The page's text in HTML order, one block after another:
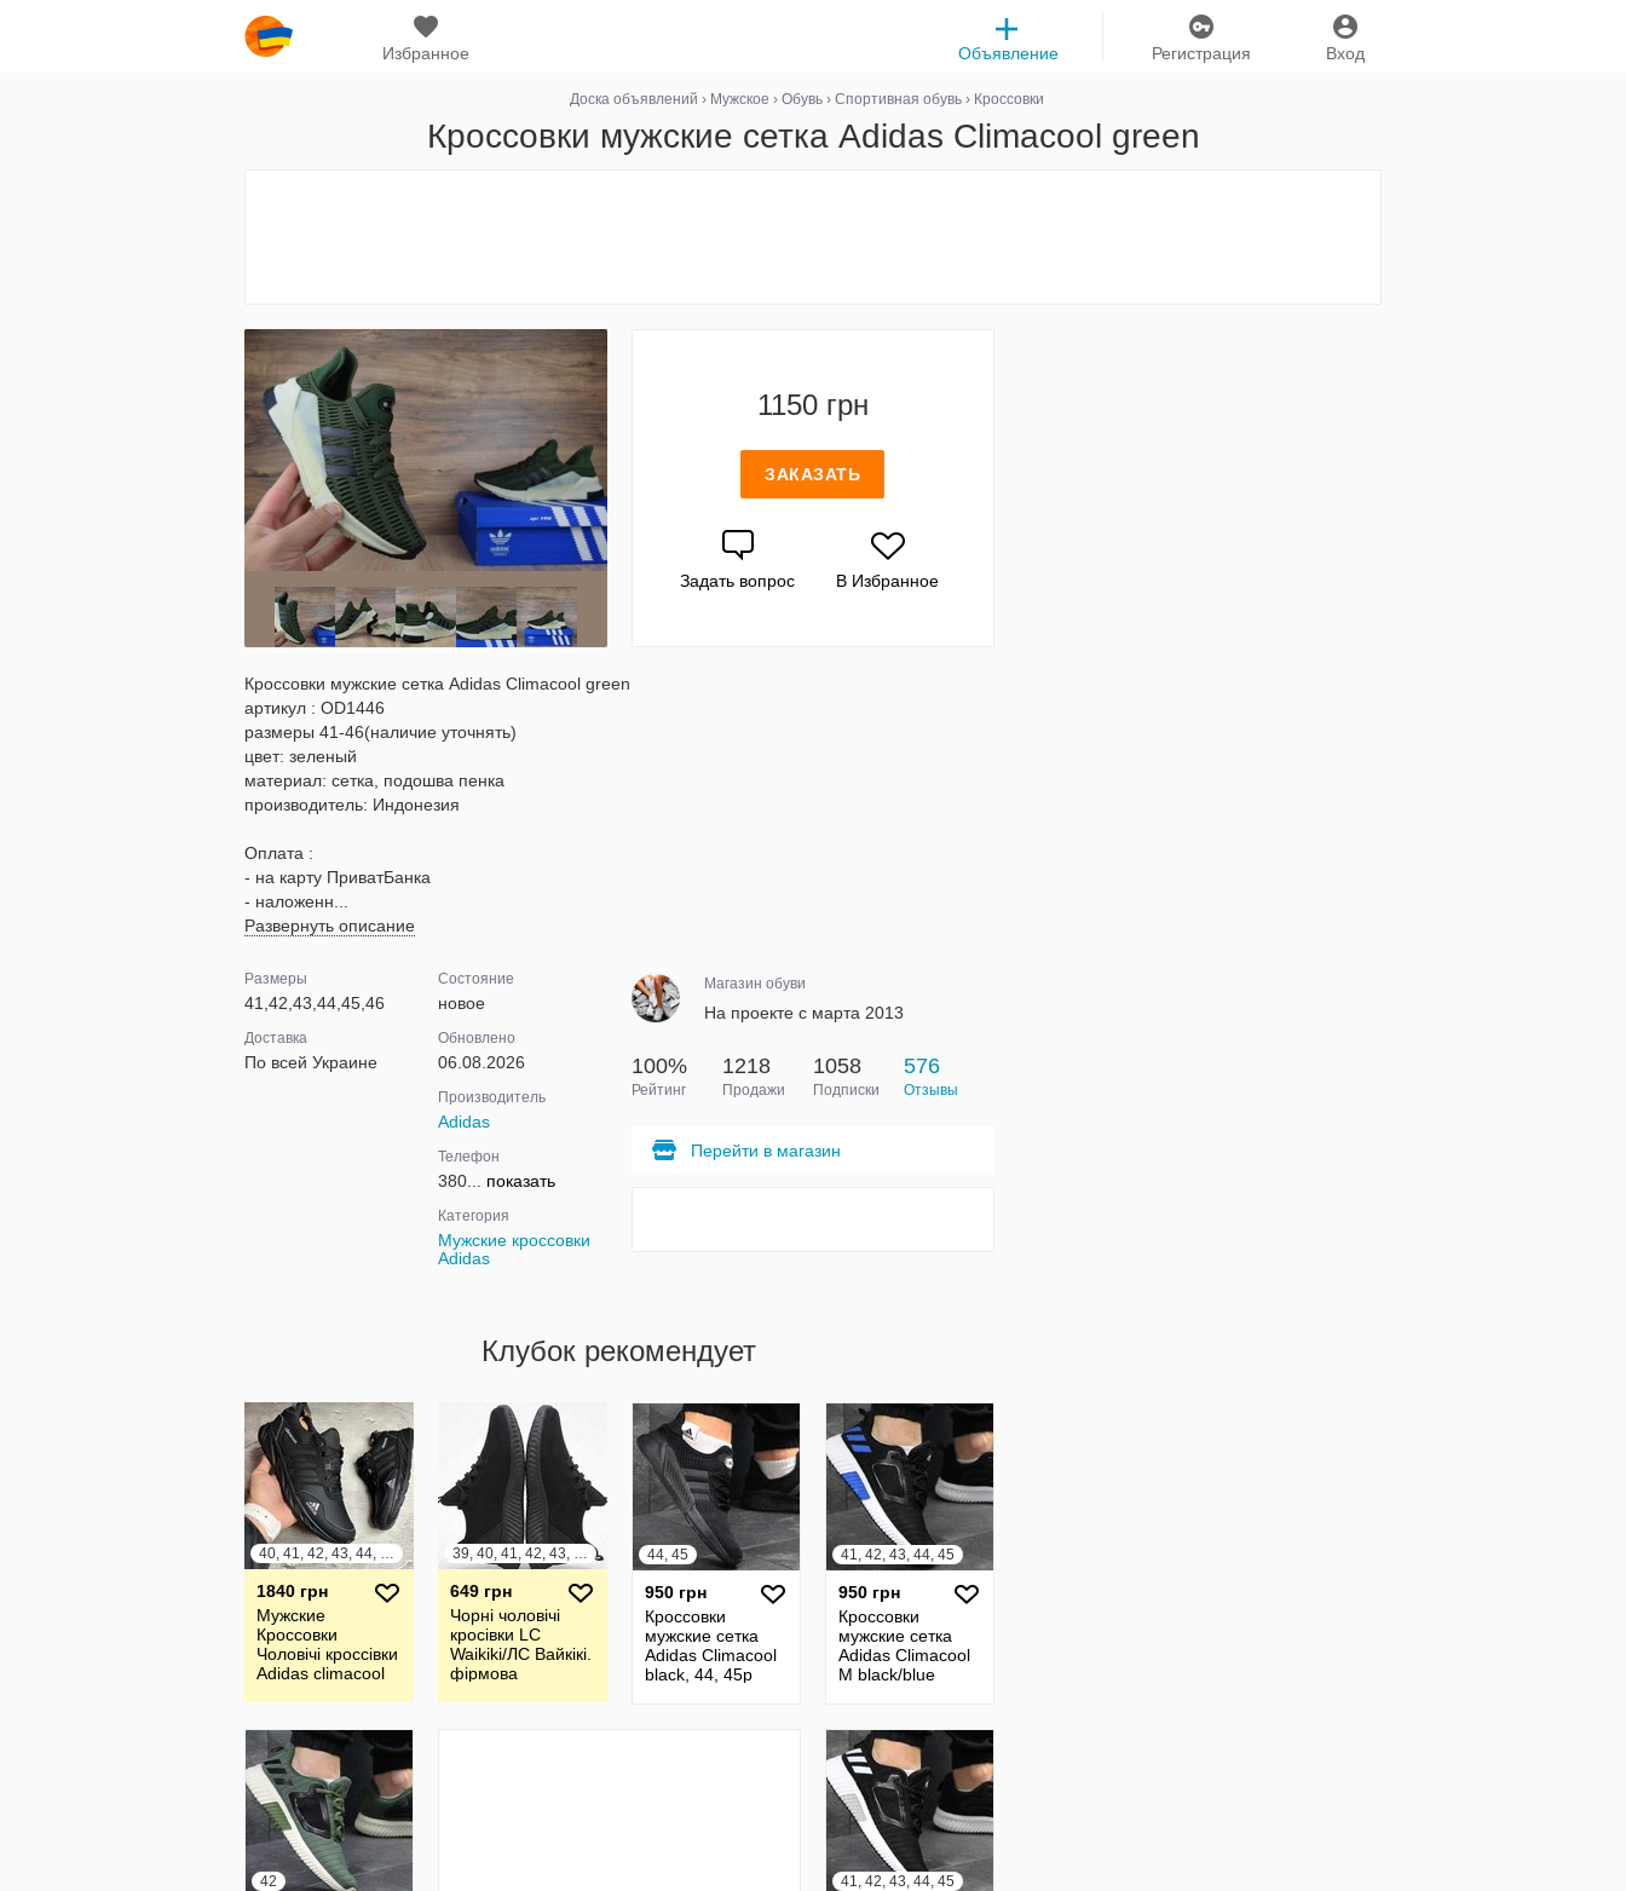
Избранное Вход
Регистрация
Объявление
Доска объявлений › Мужское › Обувь › Спортивная обувь › Кроссовки
Кроссовки мужские сетка Adidas Climacool green
1150 грн
ЗАКАЗАТЬ
Задать вопрос В Избранное
Кроссовки мужские сетка Adidas Climacool green
артикул : OD1446
размеры 41-46(наличие уточнять)
цвет: зеленый
материал: сетка, подошва пенка
производитель: Индонезия
Оплата :
- на карту ПриватБанка
- наложенн...
Развернуть описание
Размеры
41,42,43,44,45,46
Доставка
По всей Украине
Состояние
новое
Обновлено
06.08.2026
Производитель
Adidas
Телефон
380... показать
Категория
Мужские кроссовки
Adidas
Магазин обуви
На проекте с марта 2013
100%
Рейтинг
1218
Продажи
1058
Подписки
576
Отзывы
Перейти в магазин
Клубок рекомендует
40, 41, 42, 43, 44, 45
1840 грн
Мужские
Кроссовки
Чоловічі кроссівки
Adidas climacool
39, 40, 41, 42, 43, 44, 45, 46
649 грн
Чорні чоловічі
кросівки LC
Waikiki/ЛС Вайкікі.
фірмова
44, 45
950 грн
Кроссовки
мужские сетка
Adidas Climacool
black, 44, 45р
41, 42, 43, 44, 45
950 грн
Кроссовки
мужские сетка
Adidas Climacool
M black/blue
42 41, 42, 43, 44, 45